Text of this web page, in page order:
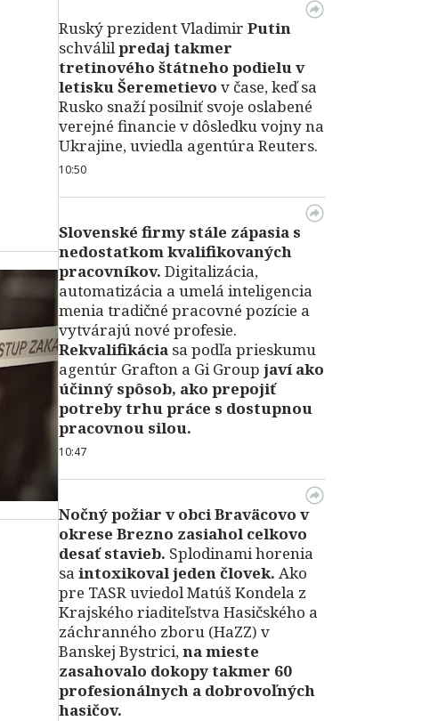
Ruský prezident Vladimir Putin
schválilpredaj takmer
tretinového štátneho podielu v
letisku Šeremetievo v čase, keď sa
Rusko snaží posilniť svoje oslabené
verejné financie v dôsledku vojny na
Ukrajine, uviedla agentúra Reuters.
10:50
Slovenské firmy stále zápasia s
nedostatkom kvalifikovaných
pracovníkov. Digitalizácia,
automatizácia a umelá inteligencia
menia tradičné pracovné pozície a
vytvárajú nové profesie.
Rekvalifikácia sa podľa prieskumu
agentúr Grafton a Gi Group javí ako
účinný spôsob, ako prepojiť
potreby trhu práce s dostupnou
pracovnou silou.
10:47
Nočný požiar v obci Braväcovo v
okrese Brezno zasiahol celkovo
desať stavieb. Splodinami horenia
sa intoxikoval jeden človek. Ako
pre TASR uviedol Matúš Kondela z
Krajského riaditeľstva Hasičského a
záchranného zboru (HaZZ) v
Banskej Bystrici,na mieste
zasahovalo dokopy takmer 60
profesionálnych a dobrovoľných
hasičov.